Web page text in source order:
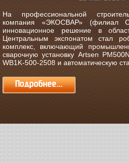
На профессиональной
компания «ЭКОСВАР» (филиал
инновационное решение в
Центральным экспонатом стал
комплекс, включающий
сварочную установку Artsen
WB1K-500-2508 и автоматическую
Подробнее...